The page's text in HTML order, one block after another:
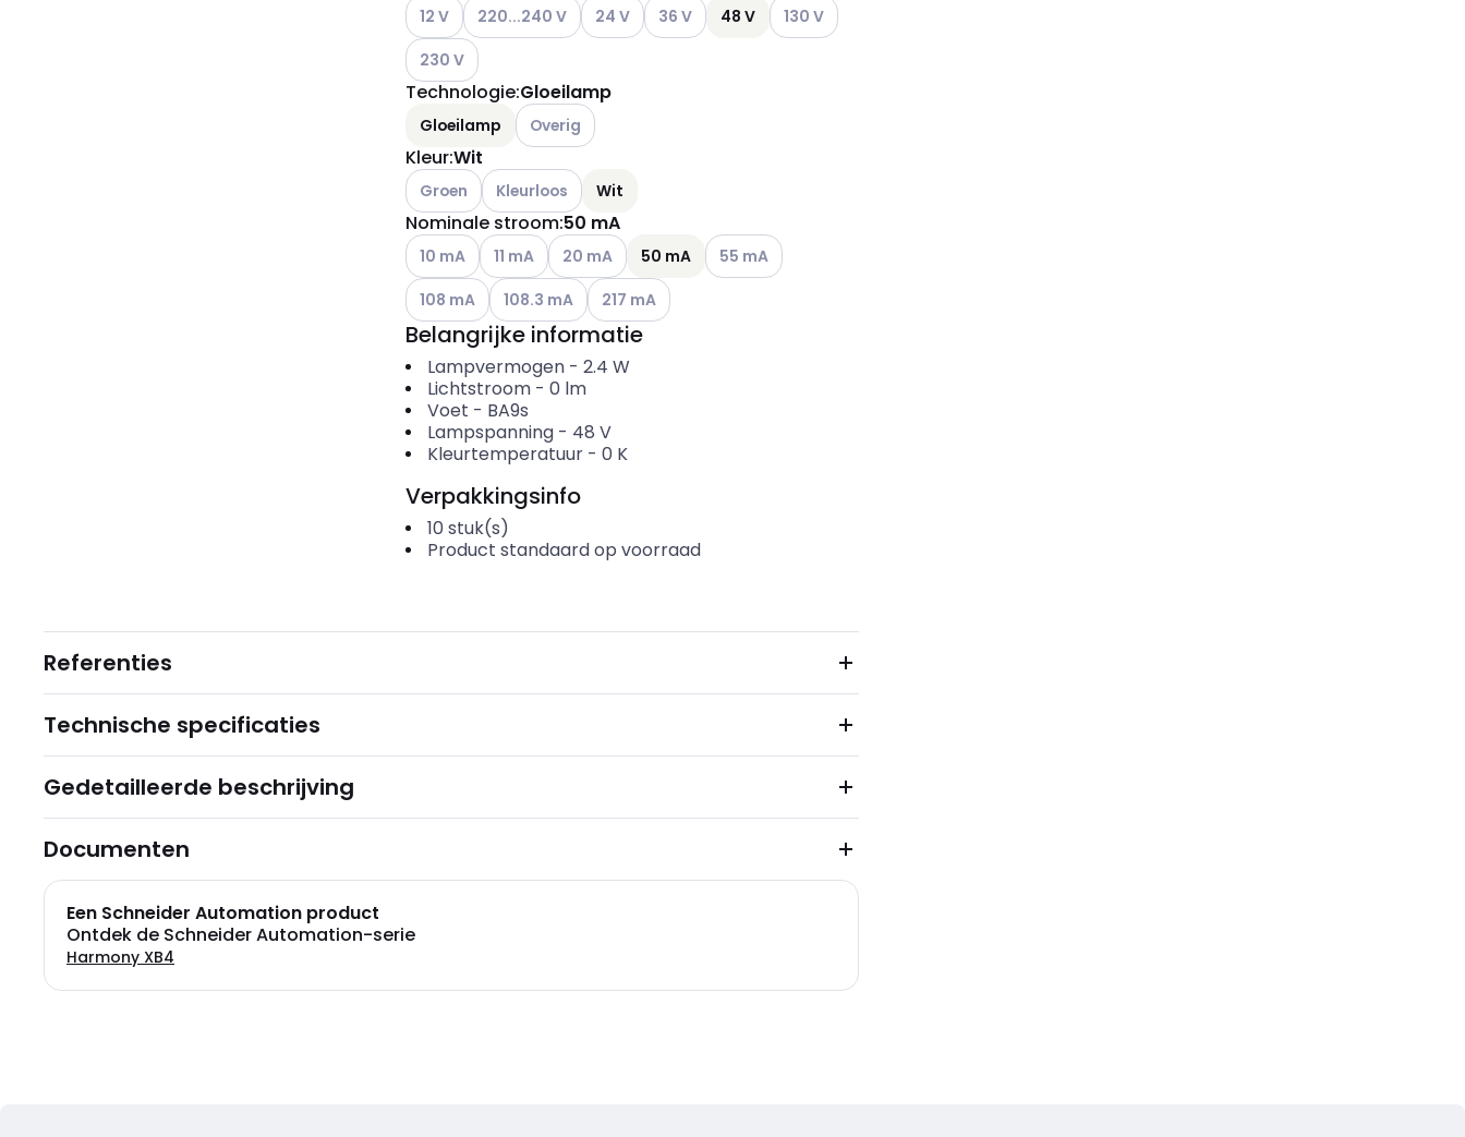
Andere varianten (Huidige combinatie niet mogelijk)
12 V Andere varianten (Huidige combinatie niet mogelijk)
220...240 V Andere varianten (Huidige combinatie niet mogelijk)
24 V Andere varianten (Huidige combinatie niet mogelijk)
36 V 48 V Andere varianten (Huidige combinatie niet mogelijk)
130 V
Andere varianten (Huidige combinatie niet mogelijk)
230 V
Technologie:Gloeilamp
Gloeilamp Andere varianten (Huidige combinatie niet mogelijk)
Overig
Kleur:Wit
Andere varianten (Huidige combinatie niet mogelijk)
Groen Andere varianten (Huidige combinatie niet mogelijk)
Kleurloos Wit
Nominale stroom:50 mA
Andere varianten (Huidige combinatie niet mogelijk)
10 mA Andere varianten (Huidige combinatie niet mogelijk)
11 mA Andere varianten (Huidige combinatie niet mogelijk)
20 mA 50 mA Andere varianten (Huidige combinatie niet mogelijk)
55 mA
Andere varianten (Huidige combinatie niet mogelijk)
108 mA Andere varianten (Huidige combinatie niet mogelijk)
108.3 mA Andere varianten (Huidige combinatie niet mogelijk)
217 mA
Belangrijke informatie
Lampvermogen- 2.4 W
Lichtstroom- 0 lm
Voet - BA9s
Lampspanning- 48 V
Kleurtemperatuur- 0 K
Verpakkingsinfo
10 stuk(s)
Product standaard op voorraad
Referenties
Technische specificaties
Gedetailleerde beschrijving
Documenten
Een Schneider Automation product
Ontdek de Schneider Automation-serie
Harmony XB4